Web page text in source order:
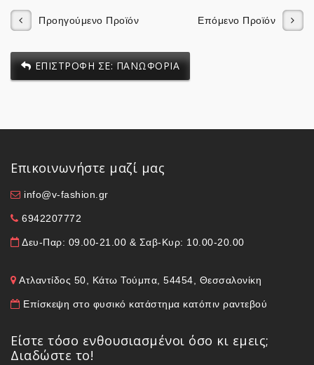
Επόμενο Προϊόν
Προηγούμενο Προϊόν
ΕΠΙΣΤΡΟΦΗ ΣΕ: ΠΑΝΩΦΟΡΙΑ
Επικοινωνήστε μαζί μας
info@v-fashion.gr
6942207772
Δευ-Παρ: 09.00-21.00 & Σαβ-Κυρ: 10.00-20.00
Ατλαντίδος 50, Κάτω Τούμπα, 54454, Θεσσαλονίκη
Επίσκεψη στο φυσικό κατάστημα κατόπιν ραντεβού
Είστε τόσο ενθουσιασμένοι όσο κι εμεις;
Διαδώστε το!